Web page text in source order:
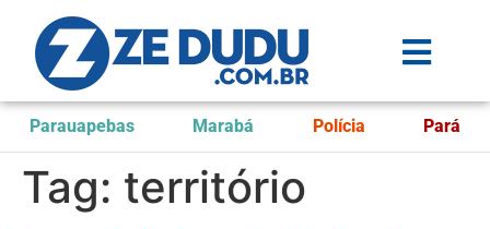
Parauapebas Marabá Polícia Pará
Tag: território